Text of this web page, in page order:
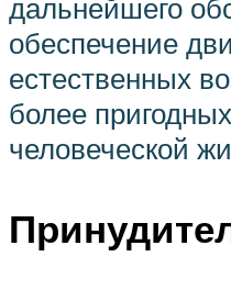
дальнейшего
обеспечение
естественных
более
человеческой